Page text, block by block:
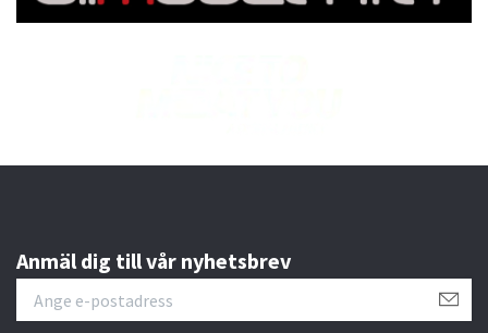
Anmäl dig till vår nyhetsbrev